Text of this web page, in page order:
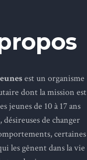
est un organisme
dont la mission est
jeunes de 10 à 17 ans
désireuses de changer
certaines
les gênent dans la vie